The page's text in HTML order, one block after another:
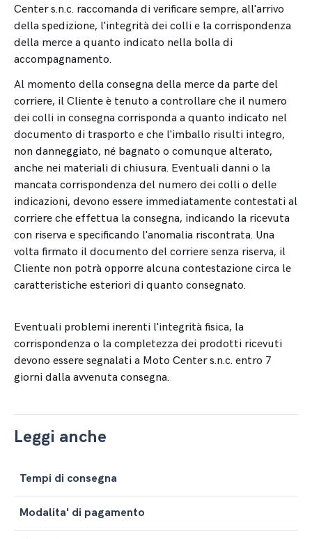
Center s.n.c. raccomanda di verificare sempre, all'arrivo
della spedizione, l'integrità dei colli e la corrispondenza
della merce a quanto indicato nella bolla di
accompagnamento.
Al momento della consegna della merce da parte del
corriere, il Cliente è tenuto a controllare che il numero
dei colli in consegna corrisponda a quanto indicato nel
documento di trasporto e che l'imballo risulti integro,
non danneggiato, né bagnato o comunque alterato,
anche nei materiali di chiusura. Eventuali danni o la
mancata corrispondenza del numero dei colli o delle
indicazioni, devono essere immediatamente contestati al
corriere che effettua la consegna, indicando la ricevuta
con riserva e specificando l'anomalia riscontrata. Una
volta firmato il documento del corriere senza riserva, il
Cliente non potrà opporre alcuna contestazione circa le
caratteristiche esteriori di quanto consegnato.
Eventuali problemi inerenti l'integrità fisica, la
corrispondenza o la completezza dei prodotti ricevuti
devono essere segnalati a Moto Center s.n.c. entro 7
giorni dalla avvenuta consegna.
Leggi anche
Tempi di consegna
Modalita' di pagamento